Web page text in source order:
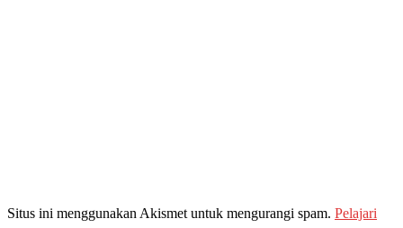
Situs ini menggunakan Akismet untuk mengurangi spam. Pelajari